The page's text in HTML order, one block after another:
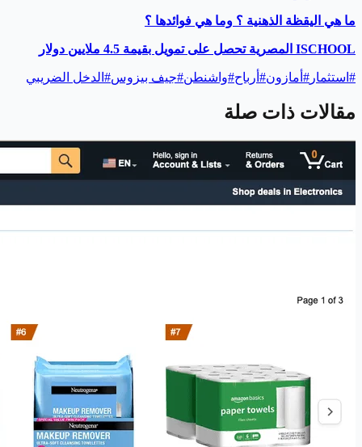
ما هي اليقظة الذهنية ؟ وما هي فوائدها ؟
ISCHOOL المصرية تحصل على تمويل بقيمة 4.5 ملايين دولار
# استثمار # أمازون# أرباح#واشنطن#جيف بيزوس# الدخل الضريبي
مقالات ذات صلة